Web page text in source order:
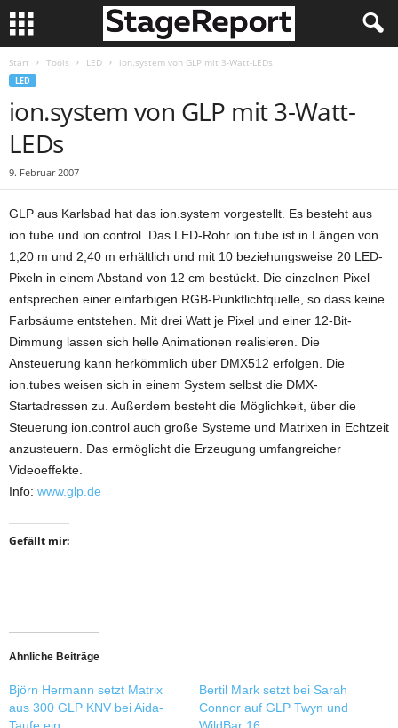
Start Tools LED ion.system von GLP mit 3-Watt-LEDs
LED
ion.system von GLP mit 3-Watt-
LEDs
9. Februar 2007
GLP aus Karlsbad hat das ion.system vorgestellt. Es besteht aus
ion.tube und ion.control. Das LED-Rohr ion.tube ist in Längen von
1,20 m und 2,40 m erhältlich und mit 10 beziehungsweise 20 LED-
Pixeln in einem Abstand von 12 cm bestückt. Die einzelnen Pixel
entsprechen einer einfarbigen RGB-Punktlichtquelle, so dass keine
Farbsäume entstehen. Mit drei Watt je Pixel und einer 12-Bit-
Dimmung lassen sich helle Animationen realisieren. Die
Ansteuerung kann herkömmlich über DMX512 erfolgen. Die
ion.tubes weisen sich in einem System selbst die DMX-
Startadressen zu. Außerdem besteht die Möglichkeit, über die
Steuerung ion.control auch große Systeme und Matrixen in Echtzeit
anzusteuern. Das ermöglicht die Erzeugung umfangreicher
Videoeffekte.
Info: www.glp.de
Gefällt mir:
Ähnliche Beiträge
Björn Hermann setzt Matrix
aus 300 GLP KNV bei Aida-
Bertil Mark setzt bei Sarah
Connor auf GLP Twyn und